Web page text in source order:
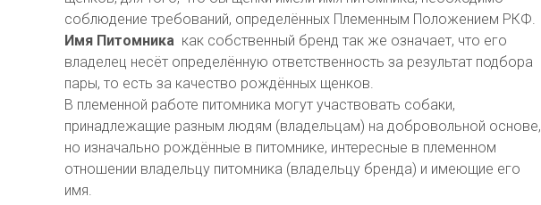
соблюдение требований, определённых Племенным Положением РКФ.
Имя Питомника как собственный бренд так же означает, что его
владелец несёт определённую ответственность за результат подбора
пары, то есть за качество рождённых щенков.
В племенной работе питомника могут участвовать собаки,
принадлежащие разным людям (владельцам) на добровольной основе,
но изначально рождённые в питомнике, интересные в племенном
отношении владельцу питомника (владельцу бренда) и имеющие его
имя.